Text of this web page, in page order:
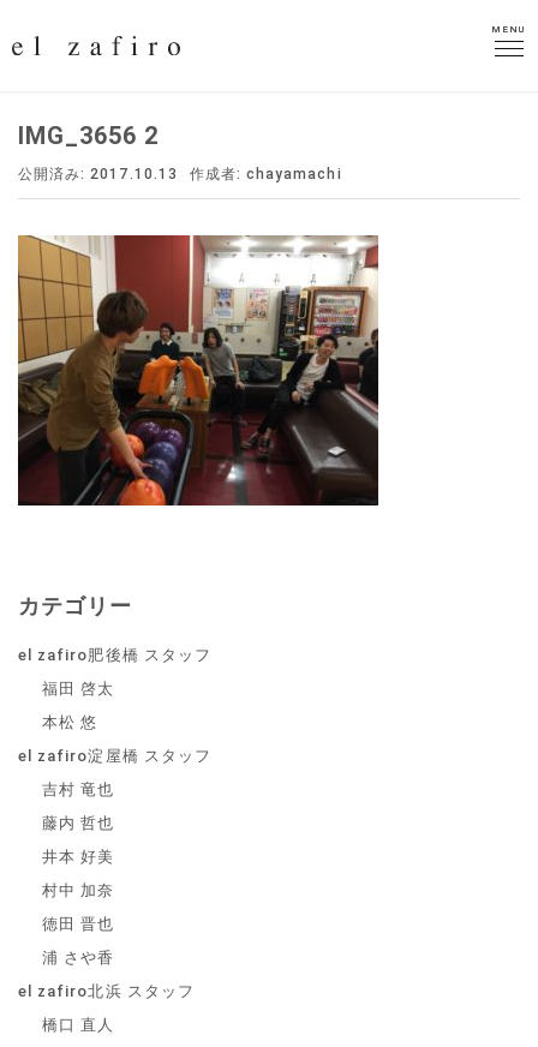
MENU
MENU
IMG_3656 2
公開済み: 2017.10.13 作成者:chayamachi
カテゴリー
el zafiro肥後橋 スタッフ
福田 啓太
本松 悠
el zafiro淀屋橋 スタッフ
吉村 竜也
藤内 哲也
井本 好美
村中 加奈
徳田 晋也
浦 さや香
el zafiro北浜 スタッフ
橋口 直人